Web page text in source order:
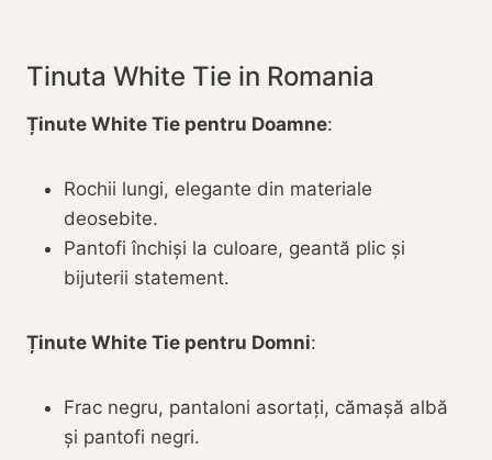
Tinuta White Tie in Romania
Ținute White Tie pentru Doamne:
Rochii lungi, elegante din materiale
deosebite.
Pantofi închiși la culoare, geantă plic și
bijuterii statement.
Ținute White Tie pentru Domni:
Frac negru, pantaloni asortați, cămașă albă
și pantofi negri.